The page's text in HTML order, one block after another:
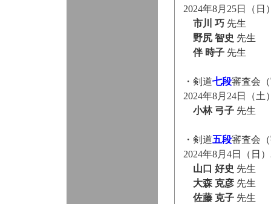
2024年8月25日（
市川 巧先生
野尻 智史 先生
伴 時子先生
・剣道七段審査会
2024年8月24日（
小林 弓子先生
・剣道五段審査会
2024年8月4日（日
山口 好史 先生
大森 克彦先生
佐藤 克子先生